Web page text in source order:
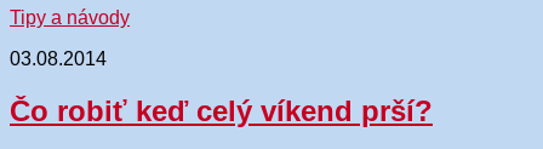
Tipy a návody
03.08.2014
Čo robiť keď celý víkend prší?